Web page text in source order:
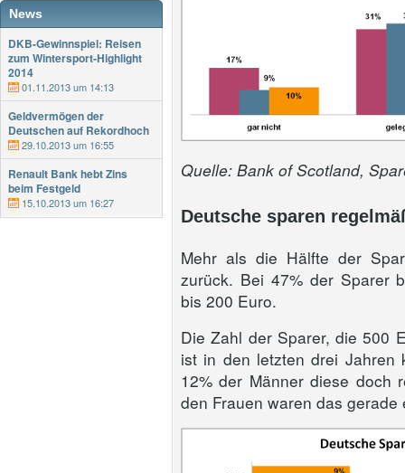
News
DKB-Gewinnspiel: Reisen
zum Wintersport-Highlight
2014
01.11.2013 um 14:13
Geldvermögen der
Deutschen auf Rekordhoch
29.10.2013 um 16:55
Renault Bank hebt Zins
beim Festgeld
15.10.2013 um 16:27
Quelle: Bank of Scotland,
Deutsche sparen
Mehr als die Hälfte der
zurück. Bei 47% der Sparer
bis 200 Euro.
Die Zahl der Sparer, die 500
ist in den letzten drei Jahren
12% der Männer diese doch
den Frauen waren das gerade